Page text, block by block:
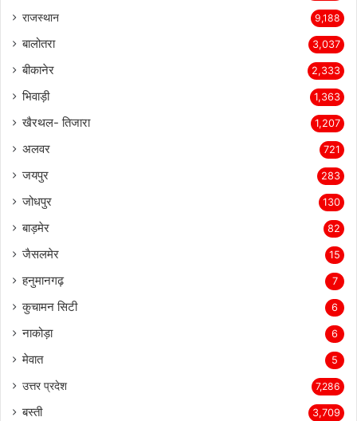
राजस्थान 9,188
बालोतरा 3,037
बीकानेर 2,333
भिवाड़ी 1,363
खैरथल- तिजारा 1,207
अलवर 721
जयपुर 283
जोधपुर 130
बाड़मेर 82
जैसलमेर 15
हनुमानगढ़ 7
कुचामन सिटी 6
नाकोड़ा 6
मेवात 5
उत्तर प्रदेश 7,286
बस्ती 3,709